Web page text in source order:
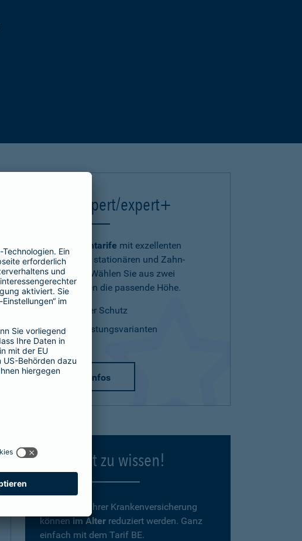
einsA expert/expert+
Die Premiumtarife mit exzellenten
ambulanten, stationären und Zahn-
Leistungen. Wählen Sie aus zwei
Tarifvarianten die passende Höhe.
optimaler Schutz
zwei Leistungsvarianten
mehr Infos
Gut zu wissen!
zu Ihrer Krankenversicherung
können im Alter reduziert werden. Ganz
einfach mit dem Tarif BE.